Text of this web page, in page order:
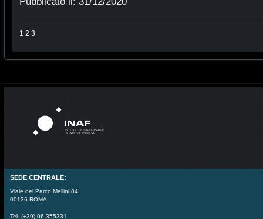
1 2 3
SEDE CENTRALE:
Viale del Parco Mellini 84
00136 ROMA
Tel. (+39) 06 355331